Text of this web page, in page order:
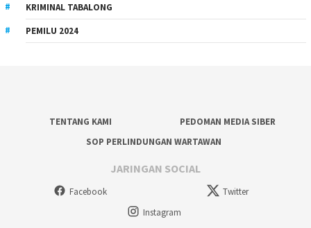
KRIMINAL TABALONG
PEMILU 2024
TENTANG KAMI
PEDOMAN MEDIA SIBER
SOP PERLINDUNGAN WARTAWAN
JARINGAN SOCIAL
Facebook
Twitter
Instagram